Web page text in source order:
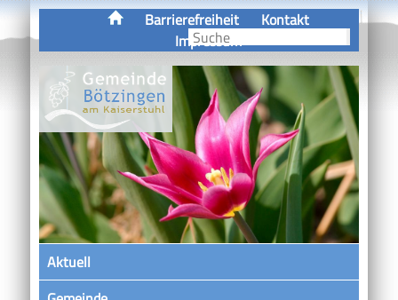
Barrierefreiheit
Kontakt
Impressum
Aktuell